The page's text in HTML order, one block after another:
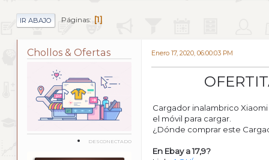
IR ABAJO Páginas 1
Chollos & Ofertas
DESCONECTADO
Enero 17, 2020, 06:00:03 PM
Cargador inalambrico
el móvil para cargar.
¿Dónde comprar este
En Ebay a 17,9?